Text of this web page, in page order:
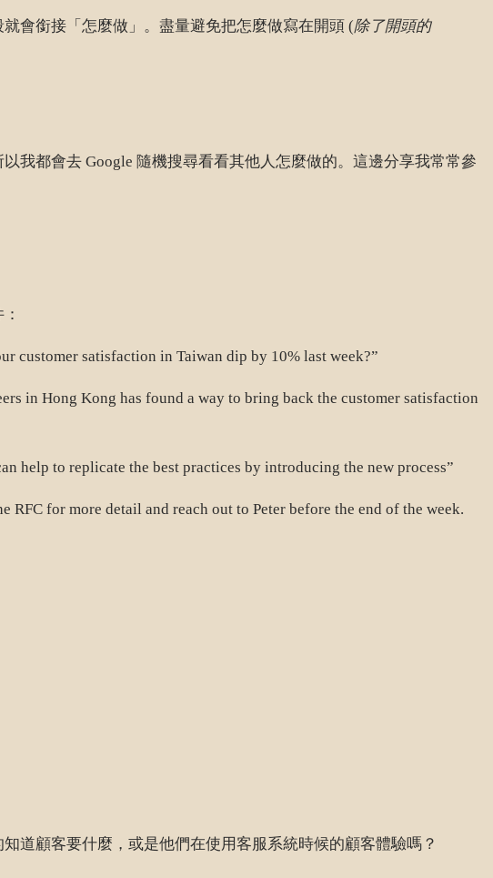
會銜接「怎麼做」。盡量避免把怎麼做寫在開頭 (除了開頭的
我都會去 Google 隨機搜尋看看其他人怎麼做的。這邊分享我常常參
satisfaction in Taiwan dip by 10% last week?”
Hong Kong has found a way to bring back the customer satisfaction
to replicate the best practices by introducing the new process”
for more detail and reach out to Peter before the end of the week.
道顧客要什麼，或是他們在使用客服系統時候的顧客體驗嗎？